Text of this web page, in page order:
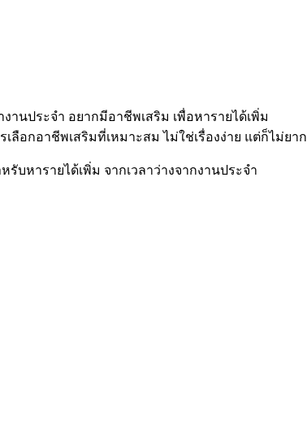
นประจำ อยากมีอาชีพเสริม เพื่อหารายได้เพิ่ม
ลือกอาชีพเสริมที่เหมาะสม ไม่ใช่เรื่องง่าย แต่ก็ไม่ยาก
บหารายได้เพิ่ม จากเวลาว่างจากงานประจำ